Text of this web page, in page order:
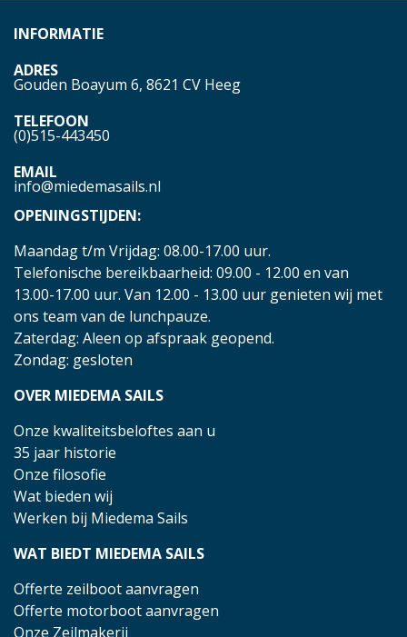
INFORMATIE
ADRES
Gouden Boayum 6, 8621 CV Heeg
TELEFOON
(0)515-443450
EMAIL
info@miedemasails.nl
OPENINGSTIJDEN:
Maandag t/m Vrijdag: 08.00-17.00 uur.
Telefonische bereikbaarheid: 09.00 - 12.00 en van
13.00-17.00 uur. Van 12.00 - 13.00 uur genieten wij met
ons team van de lunchpauze.
Zaterdag: Aleen op afspraak geopend.
Zondag: gesloten
OVER MIEDEMA SAILS
Onze kwaliteitsbeloftes aan u
35 jaar historie
Onze filosofie
Wat bieden wij
Werken bij Miedema Sails
WAT BIEDT MIEDEMA SAILS
Offerte zeilboot aanvragen
Offerte motorboot aanvragen
Onze Zeilmakerij